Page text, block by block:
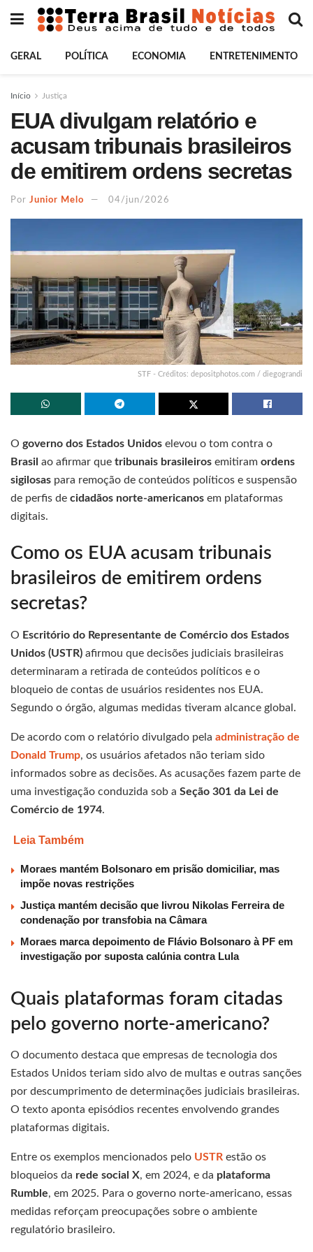
GERAL POLÍTICA ECONOMIA ENTRETENIMENTO
Início Justiça
EUA divulgam relatório e
acusam tribunais brasileiros
de emitirem ordens secretas
Por Junior Melo 04/jun/2026
STF - Créditos: depositphotos.com / diegograndi
O governo dos Estados Unidos elevou o tom contra o
Brasil ao afirmar que tribunais brasileiros emitiram ordens
sigilosas para remoção de conteúdos políticos e suspensão
de perfis de cidadãos norte-americanos em plataformas
digitais.
Como os EUA acusam tribunais
brasileiros de emitirem ordens
secretas?
O Escritório do Representante de Comércio dos Estados
Unidos (USTR) afirmou que decisões judiciais brasileiras
determinaram a retirada de conteúdos políticos e o
bloqueio de contas de usuários residentes nos EUA.
Segundo o órgão, algumas medidas tiveram alcance global.
De acordo com o relatório divulgado pela administração de
Donald Trump, os usuários afetados não teriam sido
informados sobre as decisões. As acusações fazem parte de
uma investigação conduzida sob a Seção 301 da Lei de
Comércio de 1974.
Leia Também
Moraes mantém Bolsonaro em prisão domiciliar, mas
impõe novas restrições
Justiça mantém decisão que livrou Nikolas Ferreira de
condenação por transfobia na Câmara
Moraes marca depoimento de Flávio Bolsonaro à PF em
investigação por suposta calúnia contra Lula
Quais plataformas foram citadas
pelo governo norte-americano?
O documento destaca que empresas de tecnologia dos
Estados Unidos teriam sido alvo de multas e outras sanções
por descumprimento de determinações judiciais brasileiras.
O texto aponta episódios recentes envolvendo grandes
plataformas digitais.
Entre os exemplos mencionados pelo USTR estão os
bloqueios da rede social X, em 2024, e da plataforma
Rumble, em 2025. Para o governo norte-americano, essas
medidas reforçam preocupações sobre o ambiente
regulatório brasileiro.